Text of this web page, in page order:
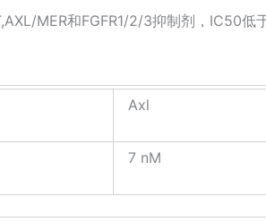
MER和FGFR1/2/3抑制剂，IC50低
Axl
7 nM